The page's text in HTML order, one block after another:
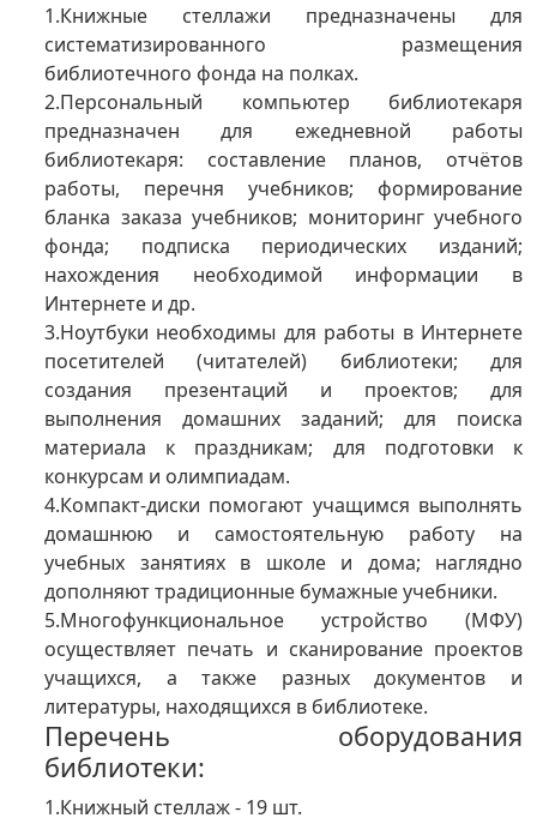
1.Книжные стеллажи предназначены для
систематизированного размещения
библиотечного фонда на полках.
2.Персональный компьютер библиотекаря
предназначен для ежедневной работы
библиотекаря: составление планов, отчётов
работы, перечня учебников; формирование
бланка заказа учебников; мониторинг учебного
фонда; подписка периодических изданий;
нахождения необходимой информации в
Интернете и др.
3.Ноутбуки необходимы для работы в Интернете
посетителей (читателей) библиотеки; для
создания презентаций и проектов; для
выполнения домашних заданий; для поиска
материала к праздникам; для подготовки к
конкурсам и олимпиадам.
4.Компакт-диски помогают учащимся выполнять
домашнюю и самостоятельную работу на
учебных занятиях в школе и дома; наглядно
дополняют традиционные бумажные учебники.
5.Многофункциональное устройство (МФУ)
осуществляет печать и сканирование проектов
учащихся, а также разных документов и
литературы, находящихся в библиотеке.
Перечень оборудования
библиотеки:
1.Книжный стеллаж - 19 шт.